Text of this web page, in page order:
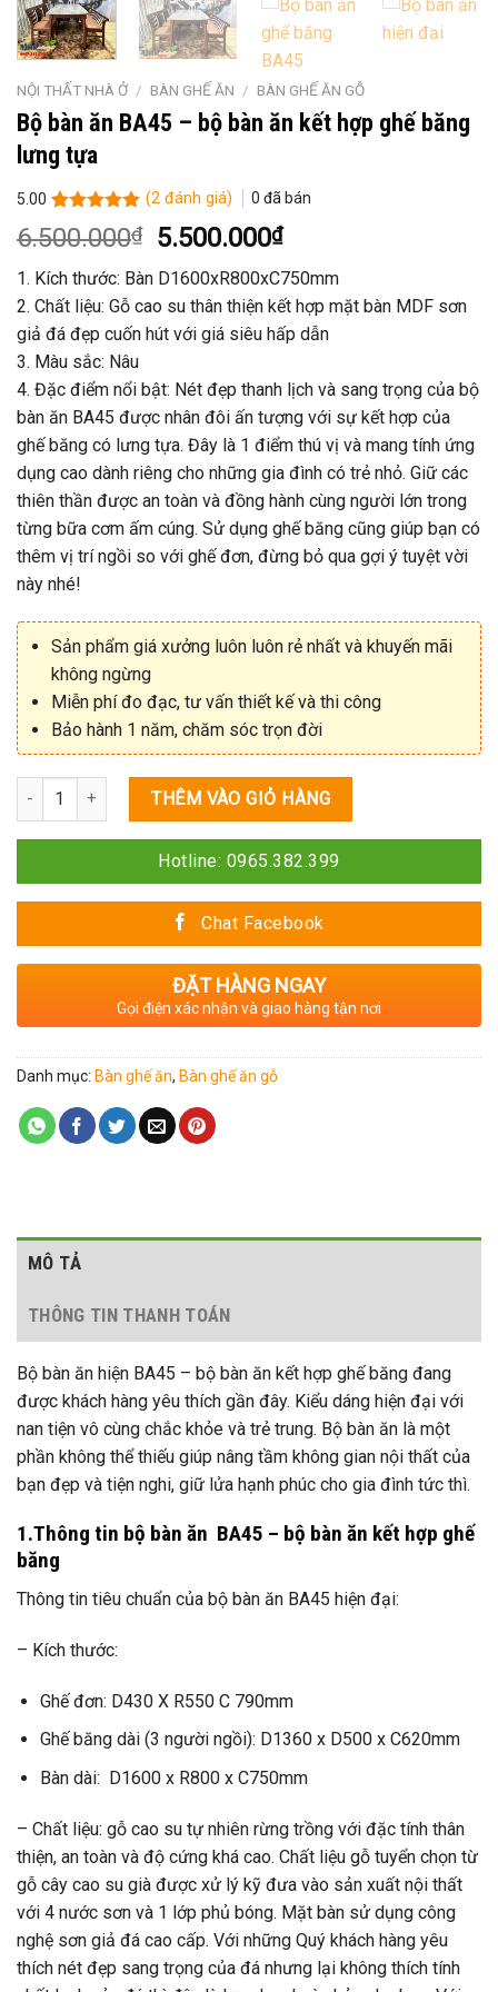
NỘI THẤT NHÀ Ở / BÀN GHẾ ĂN / BÀN GHẾ ĂN GỖ
Bộ bàn ăn BA45 – bộ bàn ăn kết hợp ghế băng
lưng tựa
5.00
5.00
trên 5
dựa trên
1
(2đánh giá) 0 đã bán
6.500.000₫
Giá
gốc
là:
6.500.000₫.
5.500.000₫Giá
hiện
tại
là:
5.500.000₫.
1. Kích thước: Bàn D1600xR800xC750mm
2. Chất liệu: Gỗ cao su thân thiện kết hợp mặt bàn MDF sơn
giả đá đẹp cuốn hút với giá siêu hấp dẫn
3. Màu sắc: Nâu
4. Đặc điểm nổi bật: Nét đẹp thanh lịch và sang trọng của bộ
bàn ăn BA45 được nhân đôi ấn tượng với sự kết hợp của
ghế băng có lưng tựa. Đây là 1 điểm thú vị và mang tính ứng
dụng cao dành riêng cho những gia đình có trẻ nhỏ. Giữ các
thiên thần được an toàn và đồng hành cùng người lớn trong
từng bữa cơm ấm cúng. Sử dụng ghế băng cũng giúp bạn có
thêm vị trí ngồi so với ghế đơn, đừng bỏ qua gợi ý tuyệt vời
này nhé!
Sản phẩm giá xưởng luôn luôn rẻ nhất và khuyến mãi
không ngừng
Miễn phí đo đạc, tư vấn thiết kế và thi công
Bảo hành 1 năm, chăm sóc trọn đời
Số lượng THÊM VÀO GIỎ HÀNG
Hotline: 0965.382.399
Chat Facebook
ĐẶT HÀNG NGAY
Gọi điện xác nhận và giao hàng tận nơi
Danh mục: Bàn ghế ăn, Bàn ghế ăn gỗ
MÔ TẢ
THÔNG TIN THANH TOÁN
Bộ bàn ăn hiện BA45 – bộ bàn ăn kết hợp ghế băng đang
được khách hàng yêu thích gần đây. Kiểu dáng hiện đại với
nan tiện vô cùng chắc khỏe và trẻ trung. Bộ bàn ăn là một
phần không thể thiếu giúp nâng tầm không gian nội thất của
bạn đẹp và tiện nghi, giữ lửa hạnh phúc cho gia đình tức thì.
1.Thông tin bộ bàn ăn BA45 – bộ bàn ăn kết hợp ghế
băng
Thông tin tiêu chuẩn của bộ bàn ăn BA45 hiện đại:
– Kích thước:
Ghế đơn: D430 X R550 C 790mm
Ghế băng dài (3 người ngồi): D1360 x D500 x C620mm
Bàn dài: D1600 x R800 x C750mm
– Chất liệu: gỗ cao su tự nhiên rừng trồng với đặc tính thân
thiện, an toàn và độ cứng khá cao. Chất liệu gỗ tuyển chọn từ
gỗ cây cao su già được xử lý kỹ đưa vào sản xuất nội thất
với 4 nước sơn và 1 lớp phủ bóng. Mặt bàn sử dụng công
nghệ sơn giả đá cao cấp. Với những Quý khách hàng yêu
thích nét đẹp sang trọng của đá nhưng lại không thích tính